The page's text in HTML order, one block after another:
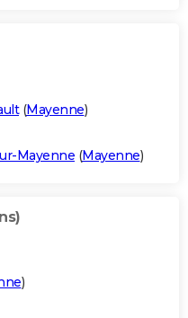
(Mayenne)
Mayenne (Mayenne)
)